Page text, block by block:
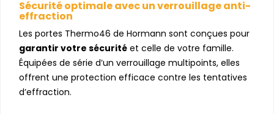
Sécurité optimale avec un verrouillage anti-
effraction
Les portes Thermo46 de Hormann sont conçues pour
garantir votre sécurité et celle de votre famille.
Équipées de série d’un verrouillage multipoints, elles
offrent une protection efficace contre les tentatives
d’effraction.